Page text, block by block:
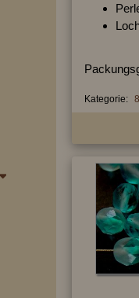
Kategorie: